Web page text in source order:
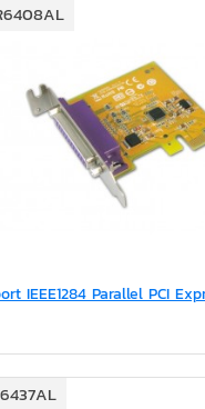
IEEE1284 Parallel PCI